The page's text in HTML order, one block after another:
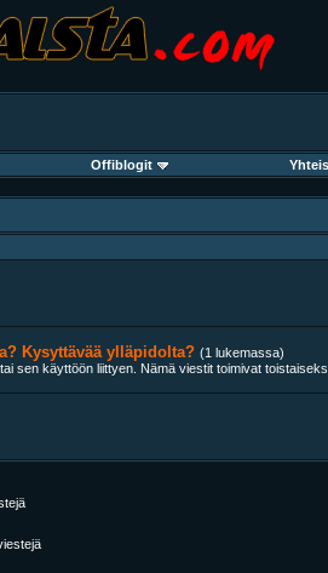
Offiblogit
Kysyttävää ylläpidolta? (1 lukemassa)
sen käyttöön liittyen. Nämä viestit toimivat